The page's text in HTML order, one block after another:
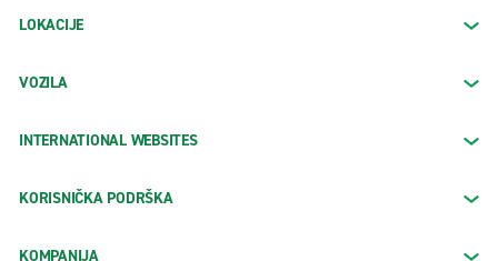
LOKACIJE
VOZILA
INTERNATIONAL WEBSITES
KORISNIČKA PODRŠKA
KOMPANIJA